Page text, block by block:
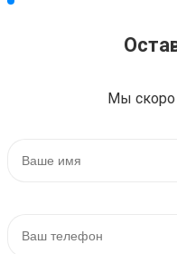
Мы скоро